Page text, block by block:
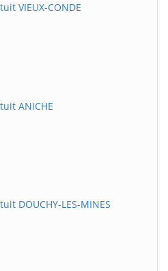
VIEUX-CONDE
ANICHE
DOUCHY-LES-MINES